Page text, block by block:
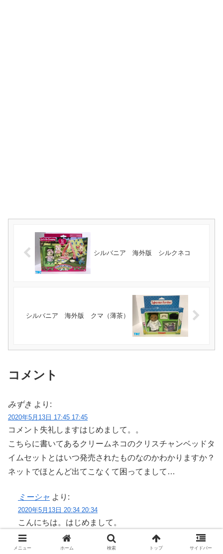
シルバニア 海外版 シルクネコ
シルバニア 海外版 クマ（薄茶）
コメント
みずき より:
2020年5月13日 17:45 17:45
コメント失礼しますはじめまして。。
こちらに書いてあるクリームネコのクリスチャンベッドタ
イムセットとはいつ発売されたものなのかわかりますか？
ネットでほとんど出てこなくて困ってまして…
ミーシャ より:
2020年5月13日 20:34 20:34
こんにちは。はじめまして。
クリームネコの男の子のベッドタイムセットは
2005～2006年辺りに販売されました。
メニュー ホーム 検索 トップ サイドバー